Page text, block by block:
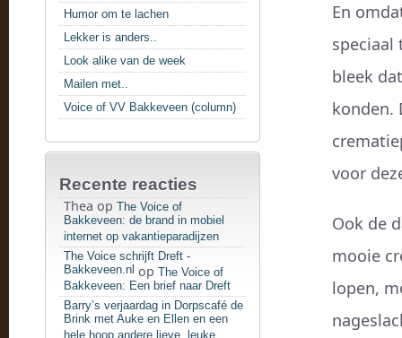
Humor om te lachen
Lekker is anders..
Look alike van de week
Mailen met..
Voice of VV Bakkeveen (column)
Recente reacties
Thea op The Voice of
Bakkeveen: de brand in mobiel
internet op vakantieparadijzen
The Voice schrijft Dreft -
Bakkeveen.nl op The Voice of
Bakkeveen: Een brief naar Dreft
Barry’s verjaardag in Dorpscafé de
Brink met Auke en Ellen en een
En
speciaal
bleek
konden.
voor
Ook de
mooie
lopen,